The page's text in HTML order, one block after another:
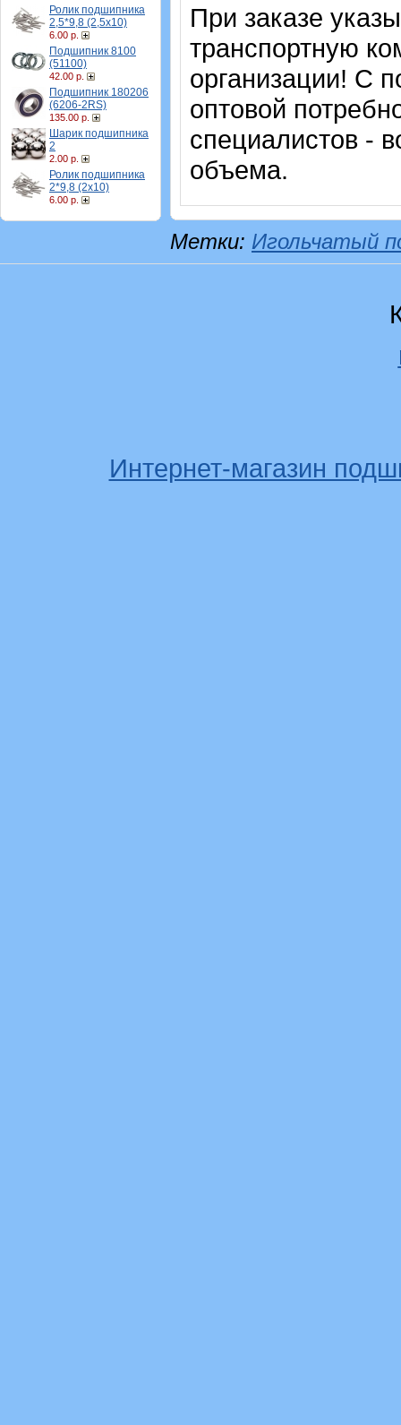
Ролик подшипника
2,5*9,8 (2,5х10)
6.00 р.
Подшипник 8100
(51100)
42.00 р.
Подшипник 180206
(6206-2RS)
135.00 р.
Шарик подшипника
2
2.00 р.
Ролик подшипника
2*9,8 (2х10)
6.00 р.
При заказе
транспортную
организации! С
оптовой
специалистов -
объема.
Метки: Игольчатый
Интернет-магазин